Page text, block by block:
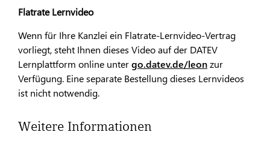
Flatrate Lernvideo
Wenn für Ihre Kanzlei ein Flatrate-Lernvideo-Vertrag
vorliegt, steht Ihnen dieses Video auf der DATEV
Lernplattform online untergo.datev.de/leonzur
Verfügung. Eine separate Bestellung dieses Lernvideos
ist nicht notwendig.
Weitere Informationen